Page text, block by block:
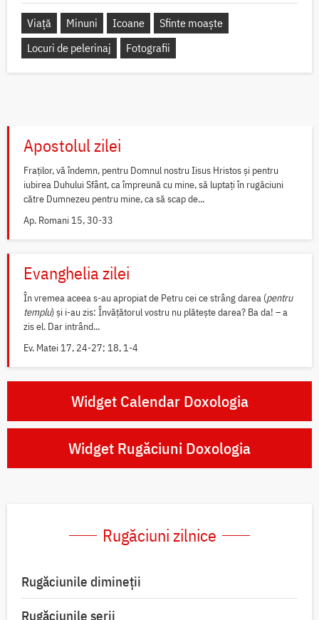
Viață Minuni Icoane
Sfinte moaște
Locuri de pelerinaj
Fotografii
Apostolul zilei
Fraților, vă îndemn, pentru Domnul nostru Iisus Hristos și pentru
iubirea Duhului Sfânt, ca împreună cu mine, să luptați în rugăciuni
către Dumnezeu pentru mine, ca să scap de...
Ap. Romani 15, 30-33
Evanghelia zilei
În vremea aceea s-au apropiat de Petru cei ce strâng darea (pentru
templu) și i-au zis: Învățătorul vostru nu plătește darea? Ba da! – a
zis el. Dar intrând...
Ev. Matei 17, 24-27; 18, 1-4
Widget Calendar Doxologia
Widget Rugăciuni Doxologia
Rugăciuni zilnice
Rugăciunile dimineții
Rugăciunile serii